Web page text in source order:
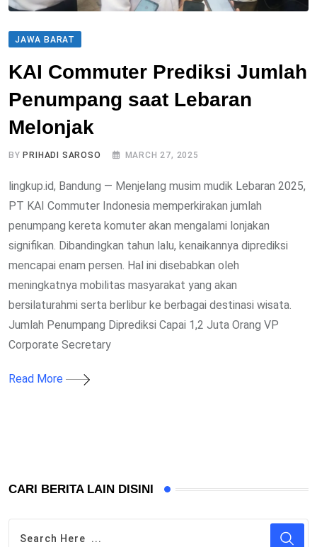
JAWA BARAT
KAI Commuter Prediksi Jumlah
Penumpang saat Lebaran
Melonjak
BY PRIHADI SAROSO MARCH 27, 2025
lingkup.id, Bandung — Menjelang musim mudik Lebaran 2025,
PT KAI Commuter Indonesia memperkirakan jumlah
penumpang kereta komuter akan mengalami lonjakan
signifikan. Dibandingkan tahun lalu, kenaikannya diprediksi
mencapai enam persen. Hal ini disebabkan oleh
meningkatnya mobilitas masyarakat yang akan
bersilaturahmi serta berlibur ke berbagai destinasi wisata.
Jumlah Penumpang Diprediksi Capai 1,2 Juta Orang VP
Corporate Secretary
Read More
CARI BERITA LAIN DISINI